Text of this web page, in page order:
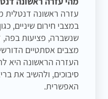
עזרה ראשונה דנטלית
במצבי חירום שיניים,
שנשברה, פציעות בפה,
מצבים אסתטיים
העזרה הראשונה היא
סיבוכים, ולהשיב את
האפשרית.